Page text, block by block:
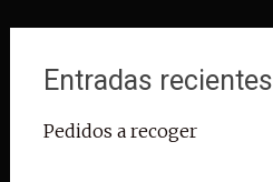
Entradas recientes
Pedidos a recoger